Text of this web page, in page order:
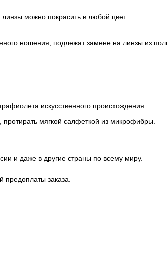
можно покрасить в любой цвет.
ношения, подлежат замене на линзы из
искусственного происхождения.
мягкой салфеткой из микрофибры.
и даже в другие страны по всему миру.
предоплаты заказа.